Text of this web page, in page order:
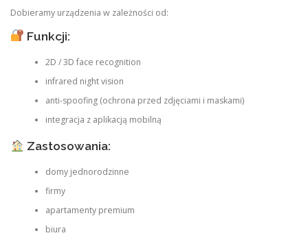
Dobieramy urządzenia w zależności od:
Funkcji:
2D / 3D face recognition
infrared night vision
anti-spoofing (ochrona przed zdjęciami i maskami)
integracja z aplikacją mobilną
Zastosowania:
domy jednorodzinne
firmy
apartamenty premium
biura